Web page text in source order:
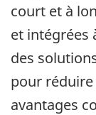
court et à
et intégrées
des
pour
avantages